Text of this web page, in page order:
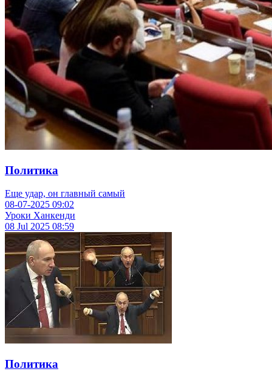
Политика
Еще удар, он главный самый
08-07-2025 09:02
Уроки Ханкенди
08 Jul 2025 08:59
Политика